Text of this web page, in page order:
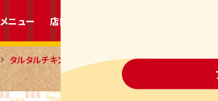
メニュー 店舗情報
タルタルチキンバーガー